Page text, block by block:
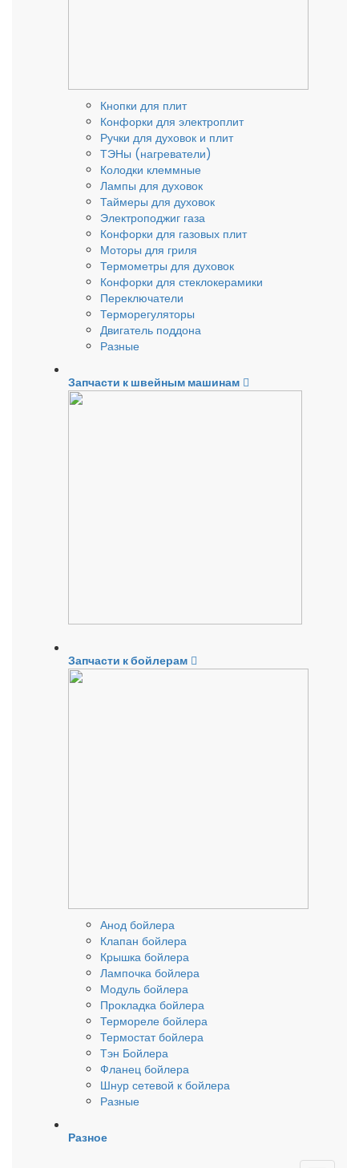
Кнопки для плит
Конфорки для электроплит
Ручки для духовок и плит
ТЭНы (нагреватели)
Колодки клеммные
Лампы для духовок
Таймеры для духовок
Электроподжиг газа
Конфорки для газовых плит
Моторы для гриля
Термометры для духовок
Конфорки для стеклокерамики
Переключатели
Терморегуляторы
Двигатель поддона
Разные
Запчасти к швейным машинам
Запчасти к бойлерам
Анод бойлера
Клапан бойлера
Крышка бойлера
Лампочка бойлера
Модуль бойлера
Прокладка бойлера
Термореле бойлера
Термостат бойлера
Тэн Бойлера
Фланец бойлера
Шнур сетевой к бойлера
Разные
Разное